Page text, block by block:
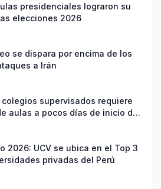
presidenciales lograron su
elecciones 2026
se dispara por encima de los
a Irán
colegios supervisados requiere
aulas a pocos días de inicio del
2026: UCV se ubica en el Top 3
privadas del Perú